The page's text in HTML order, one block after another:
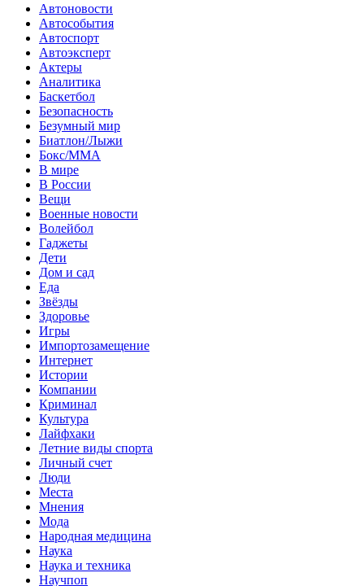
Автоновости
Автособытия
Автоспорт
Автоэксперт
Актеры
Аналитика
Баскетбол
Безопасность
Безумный мир
Биатлон/Лыжи
Бокс/MMA
В мире
В России
Вещи
Военные новости
Волейбол
Гаджеты
Дети
Дом и сад
Еда
Звёзды
Здоровье
Игры
Импортозамещение
Интернет
Истории
Компании
Криминал
Культура
Лайфхаки
Летние виды спорта
Личный счет
Люди
Места
Мнения
Мода
Народная медицина
Наука
Наука и техника
Научпоп